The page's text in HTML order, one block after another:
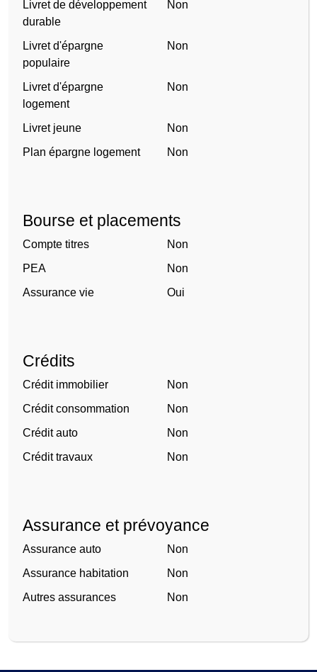
Livret de développement
durable
Non
Livret d'épargne
populaire
Non
Livret d'épargne
logement
Non
Livret jeune
Non
Plan épargne logement
Non
Bourse et placements
Compte titres
Non
PEA
Non
Assurance vie
Oui
Crédits
Crédit immobilier
Non
Crédit consommation
Non
Crédit auto
Non
Crédit travaux
Non
Assurance et prévoyance
Assurance auto
Non
Assurance habitation
Non
Autres assurances
Non